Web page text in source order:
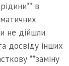
в
не дійшли
досвіду інших
**заміну